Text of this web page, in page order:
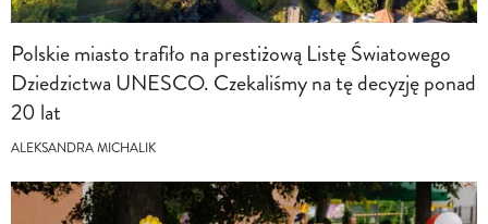
Polskie miasto trafiło na prestiżową Listę Światowego
Dziedzictwa UNESCO. Czekaliśmy na tę decyzję ponad
20 lat
ALEKSANDRA MICHALIK